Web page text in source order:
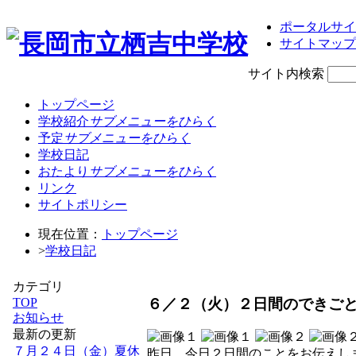
ポータルサ
サイトマップ
サイト内検索
トップページ
学校紹介サブメニューをひらく
予定サブメニューをひらく
学校日記
おたより サブメニューをひらく
リンク
サイトポリシー
現在位置：
トップページ
>学校日記